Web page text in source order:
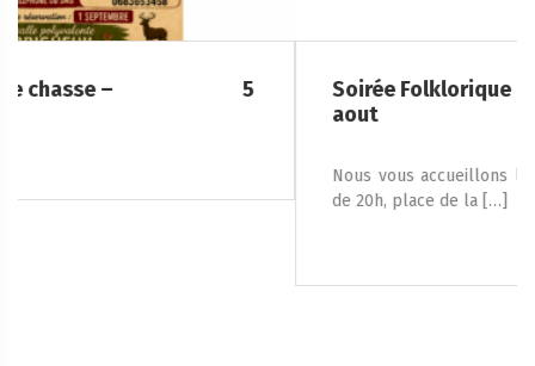
Soirée Folklorique – Brigueuil – Samedi 08
Nous vous accueillons le samedi 8 août 2026, à partir
de 20h, place de la […]